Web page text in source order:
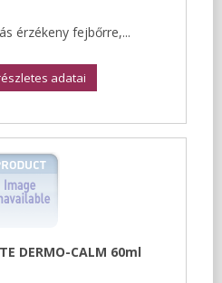
érzékeny fejbőrre,...
adatai
DERMO-CALM 60ml